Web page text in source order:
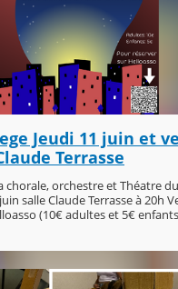
Jeudi 11 juin et
Terrasse
chorale, orchestre et Théatre
salle Claude Terrasse à 20h
(10€ adultes et 5€